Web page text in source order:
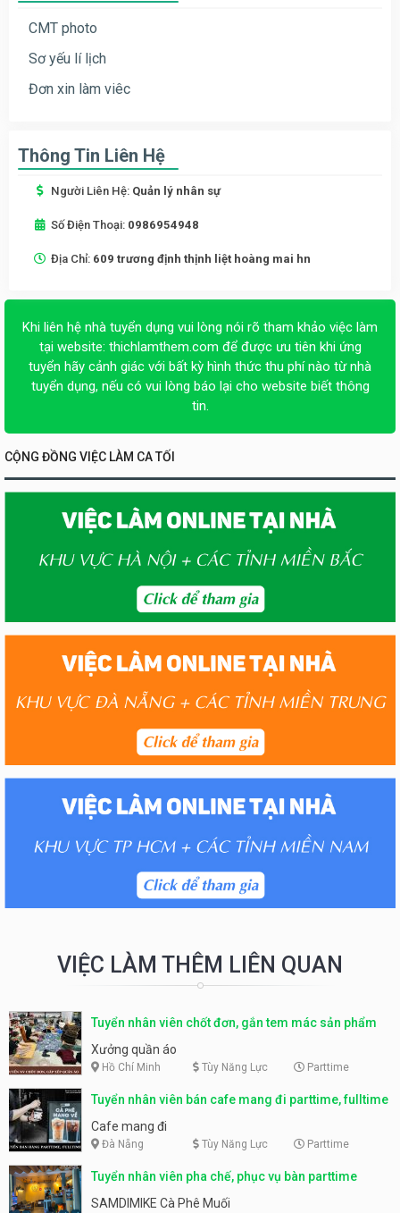
CMT photo
Sơ yếu lí lịch
Đơn xin làm viêc
Thông Tin Liên Hệ
Người Liên Hệ: Quản lý nhân sự
Số Điện Thoại: 0986954948
Địa Chỉ: 609 trương định thịnh liệt hoàng mai hn
Khi liên hệ nhà tuyển dụng vui lòng nói rõ tham khảo việc làm
tại website: thichlamthem.com để được ưu tiên khi ứng
tuyển hãy cảnh giác với bất kỳ hình thức thu phí nào từ nhà
tuyển dụng, nếu có vui lòng báo lại cho website biết thông
tin.
CỘNG ĐỒNG VIỆC LÀM CA TỐI
VIỆC LÀM THÊM LIÊN QUAN
Tuyển nhân viên chốt đơn, gắn tem mác sản phẩm
Xưởng quần áo
Hồ Chí Minh Tùy Năng Lực Parttime
Tuyển nhân viên bán cafe mang đi parttime, fulltime
Cafe mang đi
Đà Nẵng Tùy Năng Lực Parttime
Tuyển nhân viên pha chế, phục vụ bàn parttime
SAMDIMIKE Cà Phê Muối